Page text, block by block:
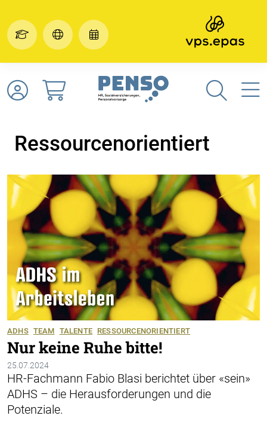
Ressourcenorientiert
ADHS TEAM TALENTE RESSOURCENORIENTIERT
Nur keine Ruhe bitte!
25.07.2024
HR-Fachmann Fabio Blasi berichtet über «sein»
ADHS – die Herausforderungen und die
Potenziale.